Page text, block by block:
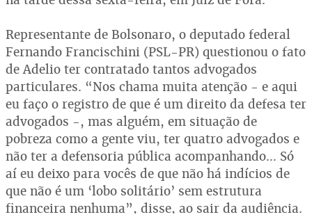
Representante de Bolsonaro, o deputado federal
Fernando Francischini (PSL-PR) questionou o fato
de Adelio ter contratado tantos advogados
particulares. “Nos chama muita atenção - e aqui
eu faço o registro de que é um direito da defesa ter
advogados -, mas alguém, em situação de
pobreza como a gente viu, ter quatro advogados e
não ter a defensoria pública acompanhando… Só
aí eu deixo para vocês de que não há indícios de
que não é um ‘lobo solitário’ sem estrutura
financeira nenhuma”, disse, ao sair da audiência.